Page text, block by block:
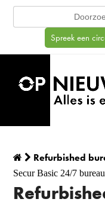
Search
Spreek een
Refurbished
Secur Basic 24/7